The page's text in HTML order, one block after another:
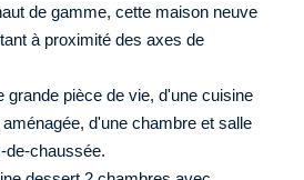
de gamme, cette maison neuve
à proximité des axes de
grande pièce de vie, d'une cuisine
d'une chambre et salle
de-chaussée.